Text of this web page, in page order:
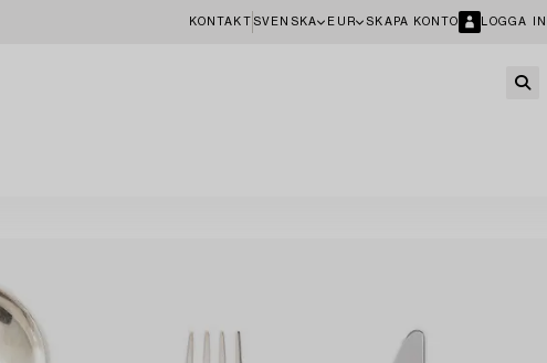
KONTAKT SVENSKA EUR SKAPA KONTO LOGGA IN